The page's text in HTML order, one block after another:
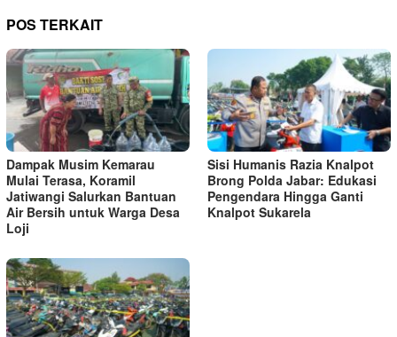
POS TERKAIT
Dampak Musim Kemarau
Mulai Terasa, Koramil
Jatiwangi Salurkan Bantuan
Air Bersih untuk Warga Desa
Loji
Sisi Humanis Razia Knalpot
Brong Polda Jabar: Edukasi
Pengendara Hingga Ganti
Knalpot Sukarela